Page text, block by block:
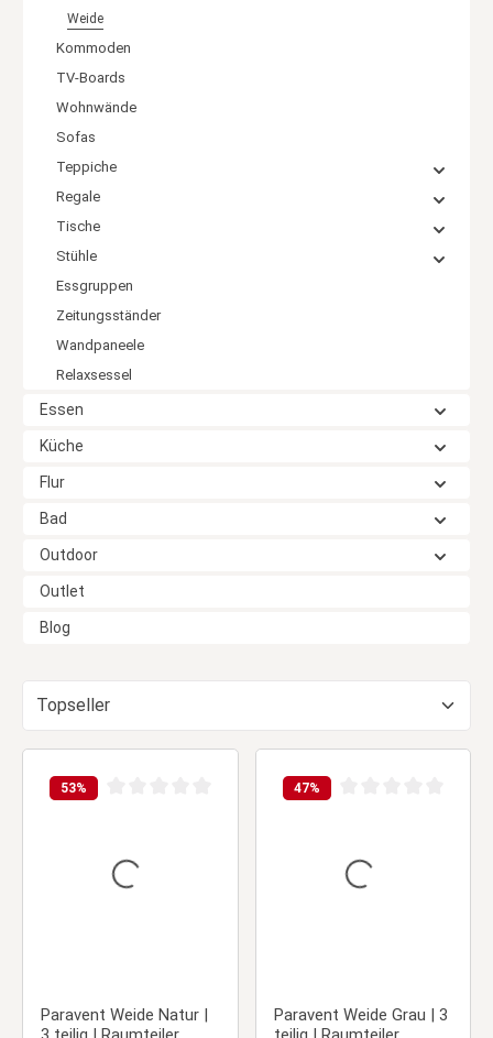
Weide
Kommoden
TV-Boards
Wohnwände
Sofas
Teppiche
Regale
Tische
Stühle
Essgruppen
Zeitungsständer
Wandpaneele
Relaxsessel
Essen
Küche
Flur
Bad
Outdoor
Outlet
Blog
53%
Paravent Weide Natur |
47%
Paravent Weide Grau | 3